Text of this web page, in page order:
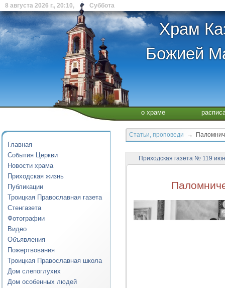
8 августа 2026 г., 20:10, Суббота
Храм
Божией
о храме
Главная
События Церкви
Новости храма
Приходская жизнь
Публикации
Троицкая Православная газета
Стенгазета
Фотографии
Видео
Объявления
Пожертвования
Троицкая Православная школа
Дом слепоглухих
Дом особенных людей
Статьи, проповеди →
Приходская газета № 119